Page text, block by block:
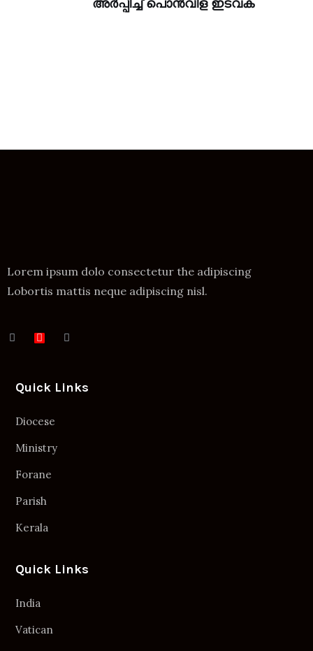
അർപ്പിച്ച് പൊൻവിള ഇടവക
Lorem ipsum dolo consectetur the adipiscing
Lobortis mattis neque adipiscing nisl.
Quick Links
Diocese
Ministry
Forane
Parish
Kerala
Quick Links
India
Vatican